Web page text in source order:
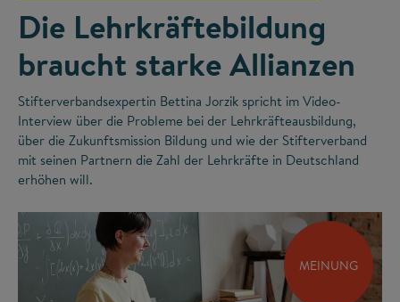
Die Lehrkräftebildung
braucht starke Allianzen
Stifterverbandsexpertin Bettina Jorzik spricht im Video-
Interview über die Probleme bei der Lehrkräfteausbildung,
über die Zukunftsmission Bildung und wie der Stifterverband
mit seinen Partnern die Zahl der Lehrkräfte in Deutschland
erhöhen will.
MEINUNG